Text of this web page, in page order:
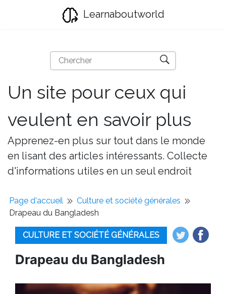
Learnaboutworld
Un site pour ceux qui
veulent en savoir plus
Apprenez-en plus sur tout dans le monde
en lisant des articles intéressants. Collecte
d'informations utiles en un seul endroit
Page d'accueil
Culture et société générales
Drapeau du Bangladesh
CULTURE ET SOCIÉTÉ GÉNÉRALES
Drapeau du Bangladesh